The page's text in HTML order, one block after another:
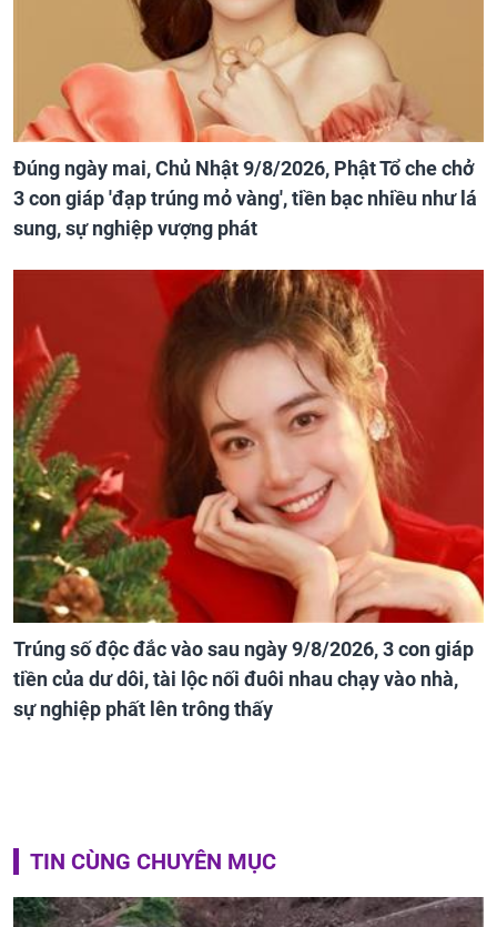
Đúng ngày mai, Chủ Nhật 9/8/2026, Phật Tổ che chở
3 con giáp 'đạp trúng mỏ vàng', tiền bạc nhiều như lá
sung, sự nghiệp vượng phát
Trúng số độc đắc vào sau ngày 9/8/2026, 3 con giáp
tiền của dư dôi, tài lộc nối đuôi nhau chạy vào nhà,
sự nghiệp phất lên trông thấy
TIN CÙNG CHUYÊN MỤC